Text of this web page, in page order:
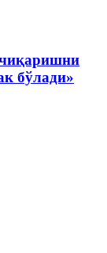
бўлади»